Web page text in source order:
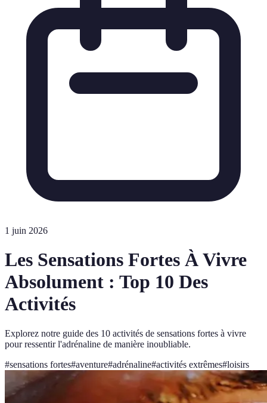
1 juin 2026
Les Sensations Fortes À Vivre
Absolument : Top 10 Des
Activités
Explorez notre guide des 10 activités de sensations fortes à vivre
pour ressentir l'adrénaline de manière inoubliable.
#sensations fortes#aventure#adrénaline#activités extrêmes#loisirs